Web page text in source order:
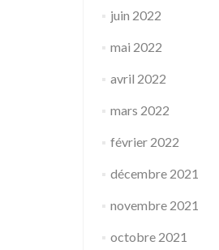
juin 2022
mai 2022
avril 2022
mars 2022
février 2022
décembre 2021
novembre 2021
octobre 2021